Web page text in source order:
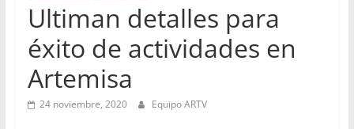
Ultiman detalles para
éxito de actividades en
Artemisa
24 noviembre, 2020 Equipo ARTV